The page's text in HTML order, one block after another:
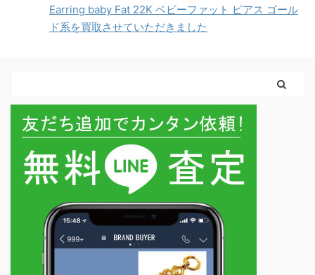
Earring baby Fat 22K ベビーファット ピアス ゴール
ド系を買取させていただきました